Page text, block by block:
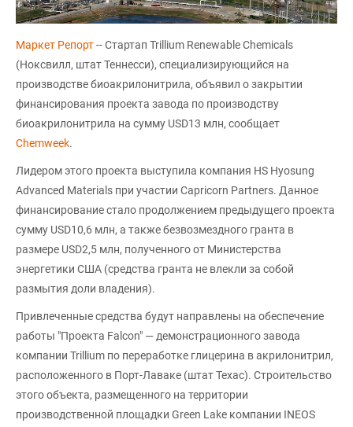
Маркет Репорт-- Стартап Trillium Renewable Chemicals
(Ноксвилл, штат Теннесси), специализирующийся на
производстве биоакрилонитрила, объявил о закрытии
финансирования проекта завода по производству
биоакрилонитрила на сумму USD13 млн, сообщает
Chemweek.
Лидером этого проекта выступила компания HS Hyosung
Advanced Materials при участии Capricorn Partners. Данное
финансирование стало продолжением предыдущего проекта
сумму USD10,6 млн, а также безвозмездного гранта в
размере USD2,5 млн, полученного от Министерства
энергетики США (средства гранта не влекли за собой
размытия доли владения).
Привлеченные средства будут направлены на обеспечение
работы "Проекта Falcon" — демонстрационного завода
компании Trillium по переработке глицерина в акрилонитрил,
расположенного в Порт-Лаваке (штат Техас). Строительство
этого объекта, размещенного на территории
производственной площадки Green Lake компании INEOS